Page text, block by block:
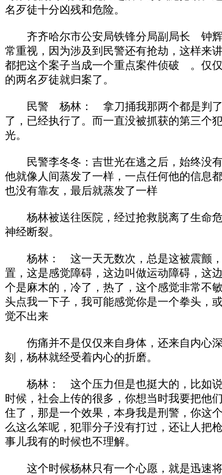
名歹徒十分凶残和危险。
齐齐哈尔市公安局铁锋分局副局长 钟
常重视，因为涉及到民警还有抢劫，这样来
都把这个案子当成一个重点案件侦破 。仅
的两名歹徒就归案了。
民警 杨林： 拿刀捅我那两个都是判了
了，已经执行了。而一直没被抓获的第三个
光。
民警李冬冬：吉世光在逃之后，始终没
他就像人间蒸发了一样，一点任何他的信息
也没有靠友，最后就蒸发了一样
杨林被送往医院，经过抢救脱离了生命
神经断裂。
杨林： 这一天无数次，总是这被震颤，
置，这是感觉障碍，这边叫做运动障碍，这
个是麻木的，冷了，热了，这个感觉非常不
头点我一下子，我可能感觉你是一个拳头，
觉不出来
伤痛并不是仅仅来自身体，还来自内心
刻，杨林就经受着内心的折磨。
杨林： 这个压力但是也挺大的，比如说
时候，社会上传的很多，你想当时我要把他
住了，那是一个效果，本身我是刑警，你这
么这么笨呢，犯罪分子没有打过，还让人把
事儿我有的时候也不理解。
这个时候杨林只有一个心愿，就是迅速